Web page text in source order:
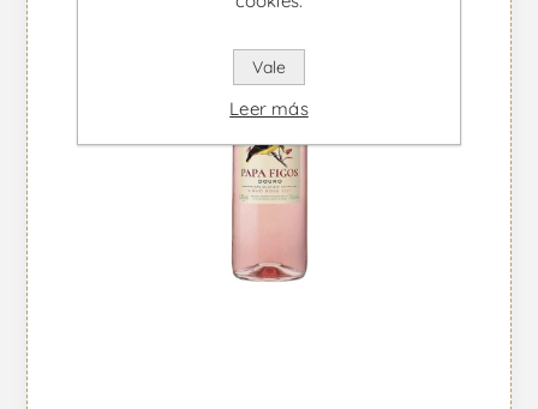
Vale
Leer más